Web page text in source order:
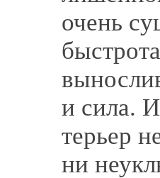
очень
и сила.
терьер
ни